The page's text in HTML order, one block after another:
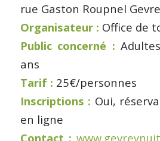
rue Gaston Roupnel
Organisateur : Office de
Public concerné :
ans
Tarif : 25€/personnes
Inscriptions : Oui,
en ligne
Contact :